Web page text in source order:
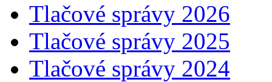
Tlačové správy 2026
Tlačové správy 2025
Tlačové správy 2024